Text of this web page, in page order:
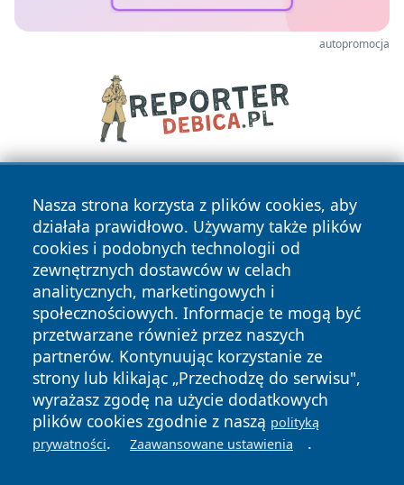
autopromocja
Nasza strona korzysta z plików cookies, aby
działała prawidłowo. Używamy także plików
cookies i podobnych technologii od
zewnętrznych dostawców w celach
analitycznych, marketingowych i
społecznościowych. Informacje te mogą być
przetwarzane również przez naszych
partnerów. Kontynuując korzystanie ze
strony lub klikając „Przechodzę do serwisu",
wyrażasz zgodę na użycie dodatkowych
plików cookies zgodnie z naszą polityką
prywatności. Zaawansowane ustawienia .
Copyright © 2026 mojzgierz.pl Wszystkie prawa zastrzeżone.
News Autorzy
Polityka
Prywatności
Polityka
Cookies